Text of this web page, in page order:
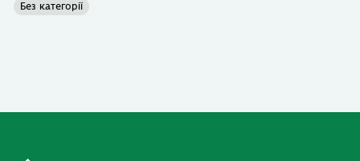
Без категорії